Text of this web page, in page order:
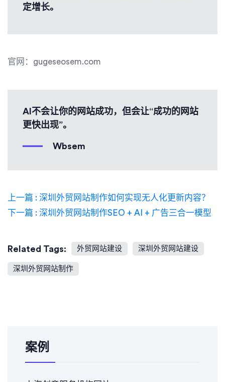
定增长。
官网：gugeseosem.com
AI不会让你的网站成功，但会让“成功的网站
更快出现”。
Wbsem
上一篇 : 深圳外贸网站制作如何实现无人化更新内容？
下一篇 : 深圳外贸网站制作SEO + AI + 广告三合一模型
Related Tags: 外贸网站建设 深圳外贸网站建设
深圳外贸网站制作
案例